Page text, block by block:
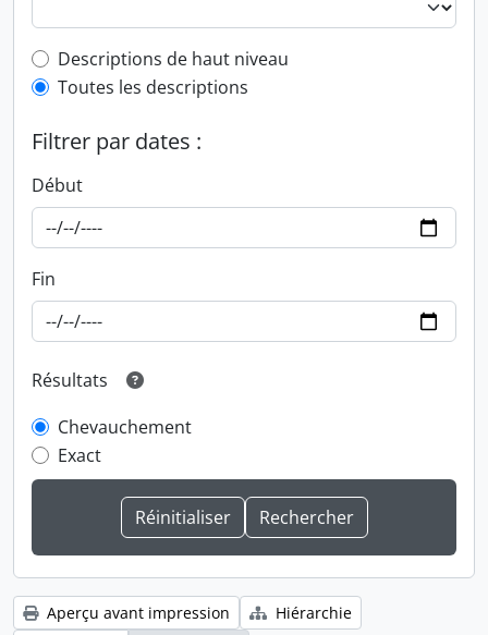
Top-level description filter
Descriptions de haut niveau
Toutes les descriptions
Filtrer par dates :
Début
Fin
Résultats
Chevauchement
Exact
Aperçu avant impression
Hiérarchie